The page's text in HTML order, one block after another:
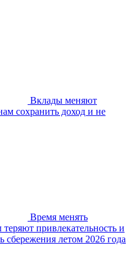
Вклады меняют
сохранить доход и не
Время менять
привлекательность и
сбережения летом 2026 года